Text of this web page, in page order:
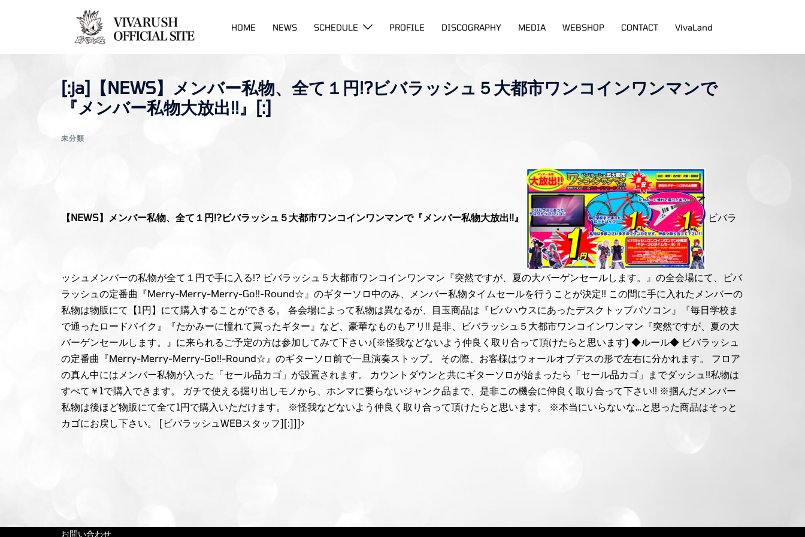
HOME NEWS SCHEDULE PROFILE DISCOGRAPHY MEDIA WEBSHOP CONTACT VivaLand
[:ja]【NEWS】メンバー私物、全て１円!?ビバラッシュ５大都市ワンコインワンマンで
『メンバー私物大放出!!』[:]
未分類
【NEWS】メンバー私物、全て１円!?ビバラッシュ５大都市ワンコインワンマンで『メンバー私物大放出!!』 ビバラ
ッシュメンバーの私物が全て１円で手に入る!? ビバラッシュ５大都市ワンコインワンマン『突然ですが、夏の大バーゲンセールします。』の全会場にて、ビバ
ラッシュの定番曲『Merry-Merry-Merry-Go!!-Round☆』のギターソロ中のみ、メンバー私物タイムセールを行うことが決定!! この間に手に入れたメンバーの
私物は物販にて【1円】にて購入することができる。 各会場によって私物は異なるが、目玉商品は『ビバハウスにあったデスクトップパソコン』『毎日学校ま
で通ったロードバイク』『たかみーに憧れて買ったギター』など、豪華なものもアリ!! 是非、ビバラッシュ５大都市ワンコインワンマン『突然ですが、夏の大
バーゲンセールします。』に来られるご予定の方は参加してみて下さい♪(※怪我などないよう仲良く取り合って頂けたらと思います) ◆ルール◆ ビバラッシュ
の定番曲『Merry-Merry-Merry-Go!!-Round☆』のギターソロ前で一旦演奏ストップ。 その際、お客様はウォールオブデスの形で左右に分かれます。 フロア
の真ん中にはメンバー私物が入った「セール品カゴ」が設置されます。 カウントダウンと共にギターソロが始まったら「セール品カゴ」までダッシュ!!私物は
すべて￥1で購入できます。 ガチで使える掘り出しモノから、ホンマに要らないジャンク品まで、是非この機会に仲良く取り合って下さい!! ※掴んだメンバー
私物は後ほど物販にて全て1円で購入いただけます。 ※怪我などないよう仲良く取り合って頂けたらと思います。 ※本当にいらないな…と思った商品はそっと
カゴにお戻し下さい。 [ビバラッシュWEBスタッフ][:]]]>
お問い合わせ